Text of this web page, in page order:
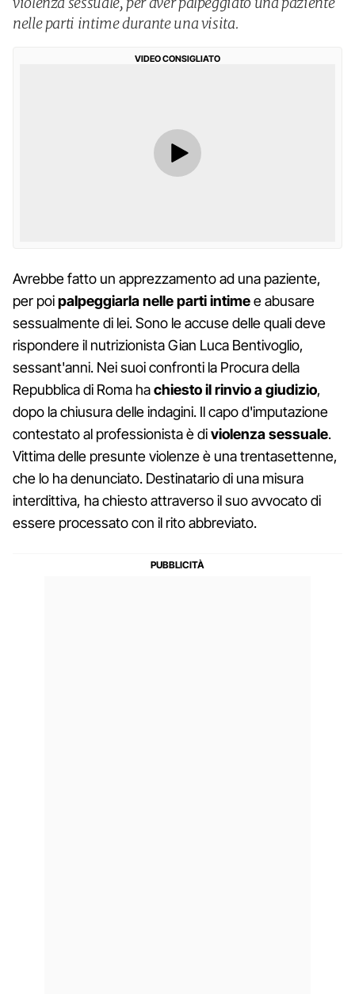
nelle parti intime durante una visita.
VIDEO CONSIGLIATO
Avrebbe fatto un apprezzamento ad una paziente,
per poipalpeggiarla nelle parti intimee abusare
sessualmente di lei. Sono le accuse delle quali deve
rispondere il nutrizionista Gian Luca Bentivoglio,
sessant'anni. Nei suoi confronti la Procura della
Repubblica di Roma hachiesto il rinvio a giudizio,
dopo la chiusura delle indagini. Il capo d'imputazione
contestato al professionista è diviolenza sessuale.
Vittima delle presunte violenze è una trentasettenne,
che lo ha denunciato. Destinatario di una misura
interdittiva, ha chiesto attraverso il suo avvocato di
essere processato con il rito abbreviato.